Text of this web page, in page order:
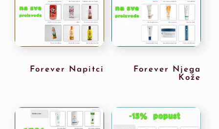
Forever Napitci
Forever Njega
Kože